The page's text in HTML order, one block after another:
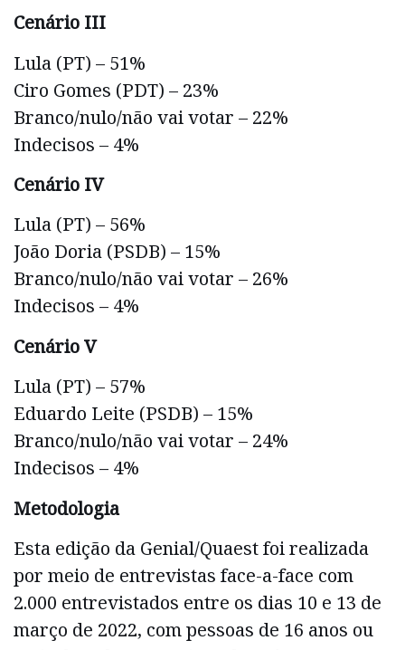
Cenário III
Lula (PT) – 51%
Ciro Gomes (PDT) – 23%
Branco/nulo/não vai votar – 22%
Indecisos – 4%
Cenário IV
Lula (PT) – 56%
João Doria (PSDB) – 15%
Branco/nulo/não vai votar – 26%
Indecisos – 4%
Cenário V
Lula (PT) – 57%
Eduardo Leite (PSDB) – 15%
Branco/nulo/não vai votar – 24%
Indecisos – 4%
Metodologia
Esta edição da Genial/Quaest foi realizada
por meio de entrevistas face-a-face com
2.000 entrevistados entre os dias 10 e 13 de
março de 2022, com pessoas de 16 anos ou